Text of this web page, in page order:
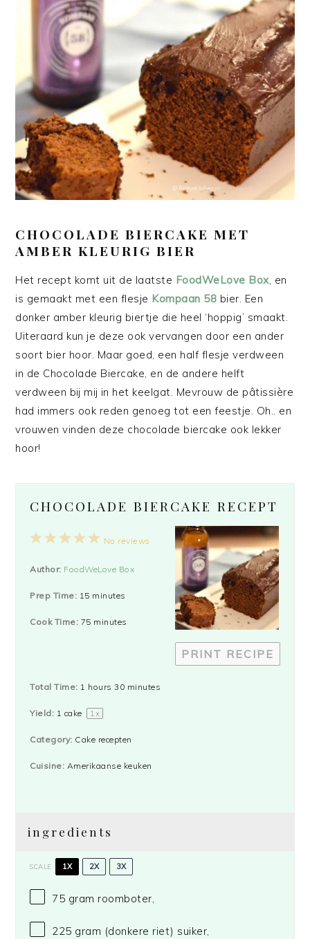
CHOCOLADE BIERCAKE MET
AMBER KLEURIG BIER
Het recept komt uit de laatste FoodWeLove Box, en
is gemaakt met een flesje Kompaan 58 bier. Een
donker amber kleurig biertje die heel ‘hoppig’ smaakt.
Uiteraard kun je deze ook vervangen door een ander
soort bier hoor. Maar goed, een half flesje verdween
in de Chocolade Biercake, en de andere helft
verdween bij mij in het keelgat. Mevrouw de pâtissière
had immers ook reden genoeg tot een feestje. Oh.. en
vrouwen vinden deze chocolade biercake ook lekker
hoor!
CHOCOLADE BIERCAKE RECEPT
PRINT RECIPE
5
4
3
2
1
No reviews
Author: FoodWeLove Box
Prep Time: 15 minutes
Cook Time: 75 minutes
Total Time: 1 hours 30 minutes
Yield: 1 cake 1x
Category: Cake recepten
Cuisine: Amerikaanse keuken
ingredients
SCALE 1X 2X 3X
75 gram roomboter,
225 gram (donkere riet) suiker,